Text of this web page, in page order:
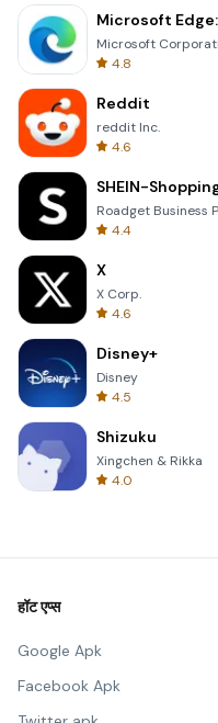
Microsoft
Microsoft
4.8
Reddit
reddit Inc.
4.6
SHEIN-
Roadget Business
4.4
X
X Corp.
4.6
Disney+
Disney
4.5
Shizuku
Xingchen & Rikka
4.0
हॉट एप्स
Google Apk
Facebook Apk